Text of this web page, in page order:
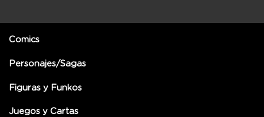
Comics
Personajes/Sagas
Figuras y Funkos
Juegos y Cartas